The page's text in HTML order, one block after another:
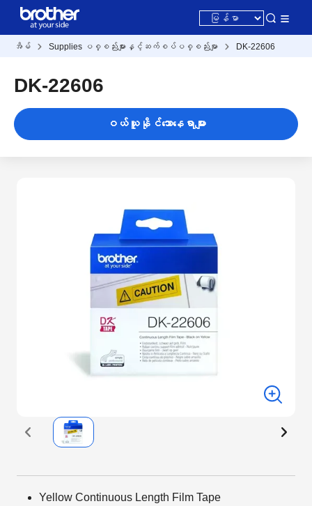
အိမ် Supplies ပစ္စည်းများနှင့်ဆက်စပ်ပစ္စည်းမျာ DK-22606
DK-22606
ဝယ်ယူနိုင်သောနေရာများ
Yellow Continuous Length Film Tape